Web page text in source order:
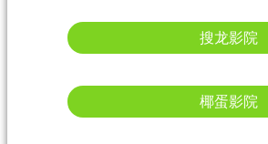
搜龙影院
椰蛋影院